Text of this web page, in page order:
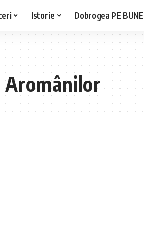
Istorie Dobrogea PE BUNE
Aromânilor